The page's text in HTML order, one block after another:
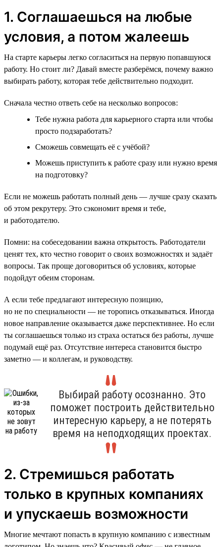
1. Соглашаешься на любые
условия, а потом жалеешь
На старте карьеры легко согласиться на первую попавшуюся
работу. Но стоит ли? Давай вместе разберёмся, почему важно
выбирать работу, которая тебе действительно подходит.
Сначала честно ответь себе на несколько вопросов:
Тебе нужна работа для карьерного старта или чтобы
просто подзаработать?
Сможешь совмещать её с учёбой?
Можешь приступить к работе сразу или нужно время
на подготовку?
Если не можешь работать полный день — лучше сразу сказать
об этом рекрутеру. Это сэкономит время и тебе,
и работодателю.
Помни: на собеседовании важна открытость. Работодатели
ценят тех, кто честно говорит о своих возможностях и задаёт
вопросы. Так проще договориться об условиях, которые
подойдут обеим сторонам.
А если тебе предлагают интересную позицию,
но не по специальности — не торопись отказываться. Иногда
новое направление оказывается даже перспективнее. Но если
ты соглашаешься только из страха остаться без работы, лучше
подумай ещё раз. Отсутствие интереса становится быстро
заметно — и коллегам, и руководству.
Выбирай работу осознанно. Это
поможет построить действительно
интересную карьеру, а не потерять
время на неподходящих проектах.
2. Стремишься работать
только в крупных компаниях
и упускаешь возможности
Многие мечтают попасть в крупную компанию с известным